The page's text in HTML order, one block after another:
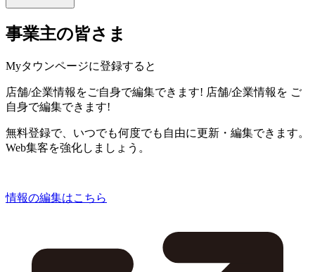
事業主の皆さま
Myタウンページに登録すると
店舗/企業情報をご自身で編集できます! 店舗/企業情報を ご
自身で編集できます!
無料登録で、いつでも何度でも自由に更新・編集できます。
Web集客を強化しましょう。
情報の編集はこちら